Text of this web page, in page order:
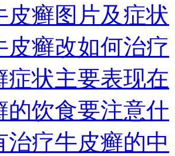
皮癣图片及症状
皮癣改如何治疗
症状主要表现在
的饮食要注意什
治疗牛皮癣的中